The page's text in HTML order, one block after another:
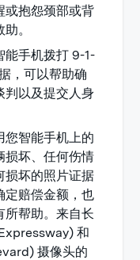
或抱怨颈部或背
。
能手机拨打 9-1-
，可以帮助确
判以及提交人身
您智能手机上的
损坏、任何伤情
损坏的照片证据
定赔偿金额，也
所帮助。来自长
和
摄像头的